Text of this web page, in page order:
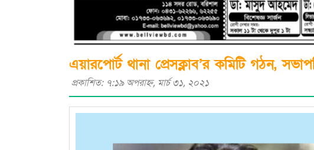
এয়ারপোর্ট থানা প্রেসক্লাব’র কমিটি গঠন,
প্রকাশিত: ৭:১৯ অপরাহ্ণ, মার্চ ৩১, ২০২১